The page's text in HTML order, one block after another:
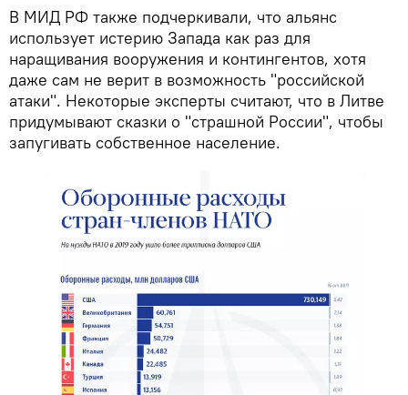
В МИД РФ также подчеркивали, что альянс
использует истерию Запада как раз для
наращивания вооружения и контингентов, хотя
даже сам не верит в возможность "российской
атаки". Некоторые эксперты считают, что в Литве
придумывают сказки о "страшной России", чтобы
запугивать собственное население.